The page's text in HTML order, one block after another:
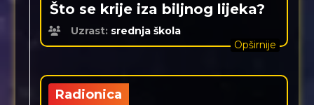
Što se krije iza biljnog lijeka?
Uzrast: srednja škola
Opširnije
Radionica